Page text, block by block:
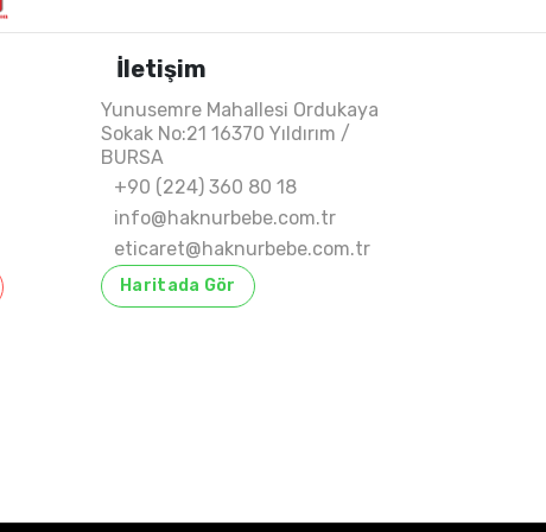
İletişim
Yunusemre Mahallesi Ordukaya
Sokak No:21 16370 Yıldırım /
BURSA
+90 (224) 360 80 18
info@haknurbebe.com.tr
eticaret@haknurbebe.com.tr
Haritada Gör